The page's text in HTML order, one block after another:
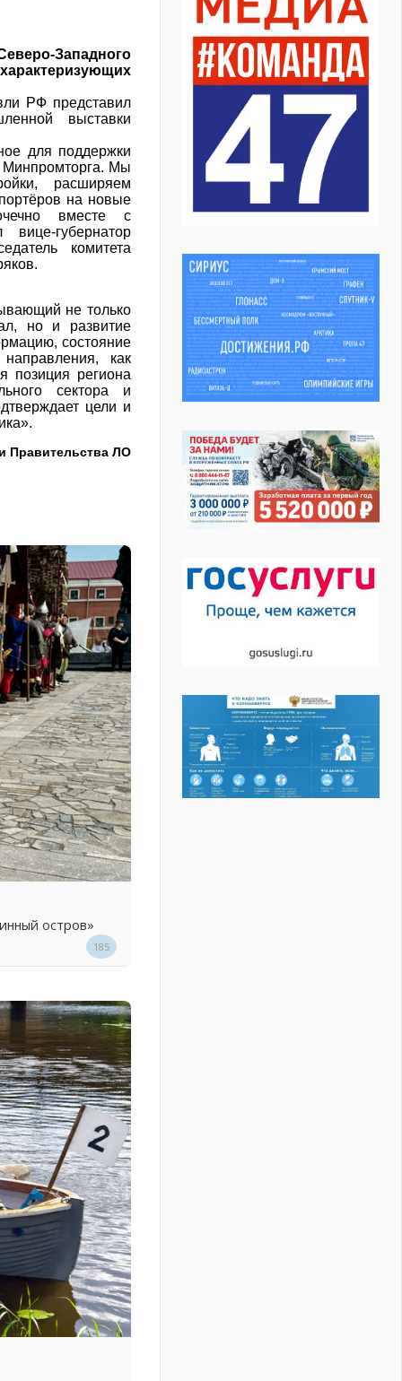
Западного
РФ представил
выставки
для поддержки
Минпромторга. Мы
расширяем
на новые
вместе с
губернатор
комитета
не только
но и развитие
состояние
как
позиция региона
сектора и
цели и
Правительства ЛО
остров»
185